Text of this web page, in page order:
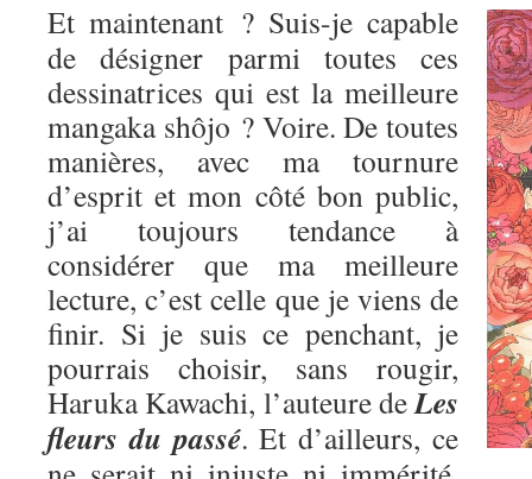
Et maintenant ? Suis-je capable
de désigner parmi toutes ces
dessinatrices qui est la meilleure
mangaka shôjo ? Voire. De toutes
manières, avec ma tournure
d’esprit et mon côté bon public,
j’ai toujours tendance à
considérer que ma meilleure
lecture, c’est celle que je viens de
finir. Si je suis ce penchant, je
pourrais choisir, sans rougir,
Haruka Kawachi, l’auteure deLes
fleurs du passé. Et d’ailleurs, ce